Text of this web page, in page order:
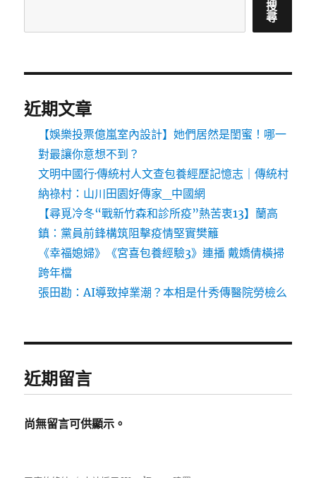
搜
尋
近期文章
【娛樂投票億嵐室內設計】她們居然是閨蜜！哪一
對最讓你意想不到？
文明中國行·傳統村人文查包養經歷記憶志｜傳統村
納祿村：山川田園好傳家_中國網
【尋覓冷冬“戰新竹森和診所疫”熱苦衷13】蘭高
鎮：黨員前鋒構筑阻擊疫情堅實樊籬
《幸福媳婦》《宮喜包養經驗3》連播 戴嬌倩橫掃
跨年檔
張田勘：AI導致掉業潮？本相是什秀傳醫院勞檢么
近期留言
尚無留言可供顯示。